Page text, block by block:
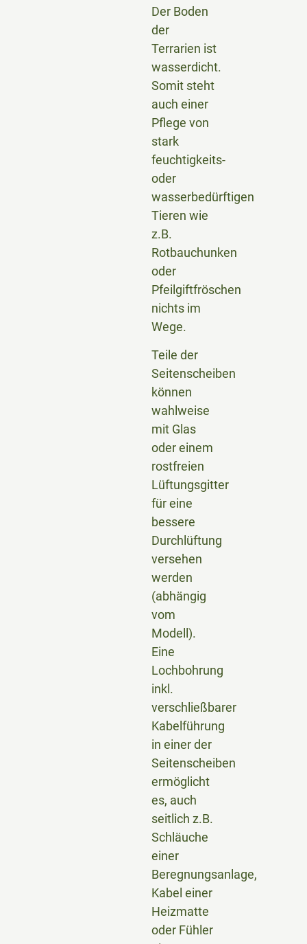
Der Boden
der
Terrarien ist
wasserdicht.
Somit steht
auch einer
Pflege von
stark
feuchtigkeits-
oder
wasserbedürftigen
Tieren wie
z.B.
Rotbauchunken
oder
Pfeilgiftfröschen
nichts im
Wege.
Teile der
Seitenscheiben
können
wahlweise
mit Glas
oder einem
rostfreien
Lüftungsgitter
für eine
bessere
Durchlüftung
versehen
werden
(abhängig
vom
Modell).
Eine
Lochbohrung
inkl.
verschließbarer
Kabelführung
in einer der
Seitenscheiben
ermöglicht
es, auch
seitlich z.B.
Schläuche
einer
Beregnungsanlage,
Kabel einer
Heizmatte
oder Fühler